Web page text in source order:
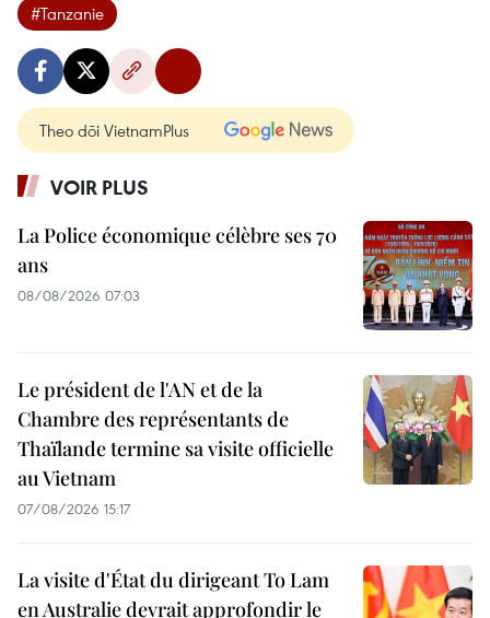
#Tanzanie
Theo dõi VietnamPlus
VOIR PLUS
La Police économique célèbre ses 70
ans
08/08/2026 07:03
Le président de l'AN et de la
Chambre des représentants de
Thaïlande termine sa visite officielle
au Vietnam
07/08/2026 15:17
La visite d'État du dirigeant To Lam
en Australie devrait approfondir le